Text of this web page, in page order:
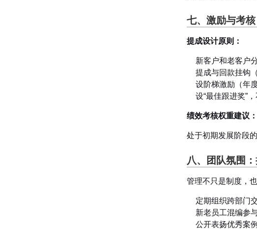
七、激励与考
提成设计原则：
新客户和老客户
提成与回款挂钩
设阶梯激励（年
设“最佳跟进奖”
绩效考核权重建议：
处于初期发展阶段
八、团队氛围
管理不只是制度，
定期组织跨部门
新老员工混编参
公开表扬优秀案